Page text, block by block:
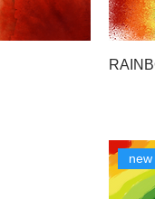
new